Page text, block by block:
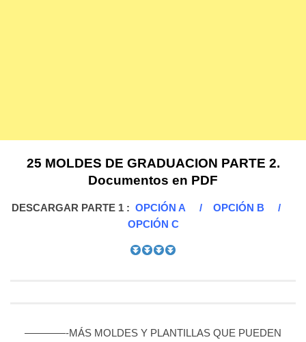
25 MOLDES DE GRADUACION PARTE 2.
Documentos en PDF
DESCARGAR PARTE 1 : OPCIÓN A / OPCIÓN B /
OPCIÓN C
————-MÁS MOLDES Y PLANTILLAS QUE PUEDEN